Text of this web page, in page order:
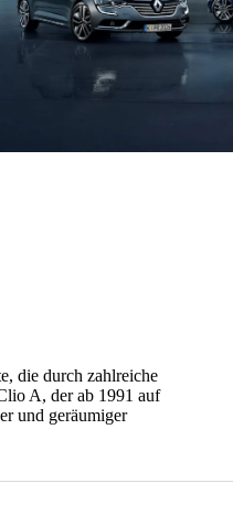
die durch zahlreiche
A, der ab 1991 auf
und geräumiger